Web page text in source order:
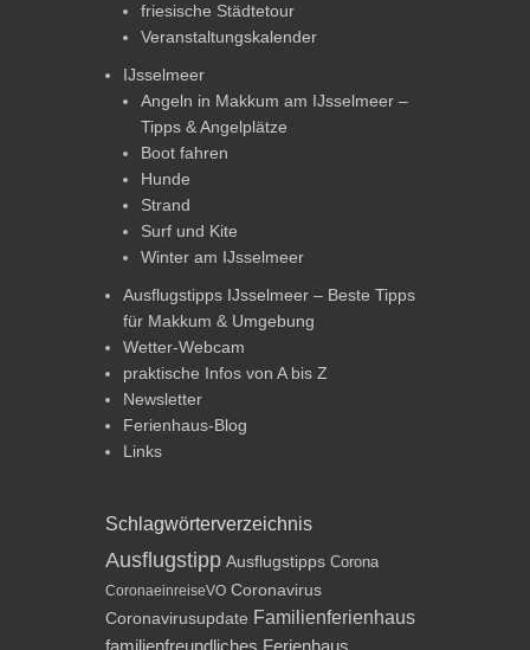
friesische Städtetour
Veranstaltungskalender
IJsselmeer
Angeln in Makkum am IJsselmeer –
Tipps & Angelplätze
Boot fahren
Hunde
Strand
Surf und Kite
Winter am IJsselmeer
Ausflugstipps IJsselmeer – Beste Tipps
für Makkum & Umgebung
Wetter-Webcam
praktische Infos von A bis Z
Newsletter
Ferienhaus-Blog
Links
Schlagwörterverzeichnis
Ausflugstipp Ausflugstipps Corona
CoronaeinreiseVO Coronavirus
Coronavirusupdate Familienferienhaus
familienfreundliches Ferienhaus